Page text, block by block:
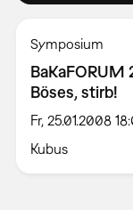
Symposium
BaKaFORUM
Böses, stirb!
Fr, 25.01.2008
Kubus